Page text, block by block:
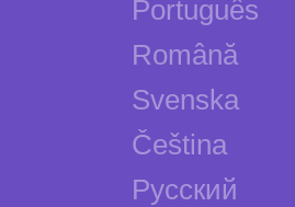
Português
Română
Svenska
Čeština
Русский